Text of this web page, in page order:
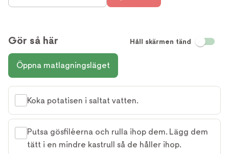
Gör så här Håll skärmen tänd
Öppna matlagningsläget
Koka potatisen i saltat vatten.
Putsa gösfiléerna och rulla ihop dem. Lägg dem
tätt i en mindre kastrull så de håller ihop.